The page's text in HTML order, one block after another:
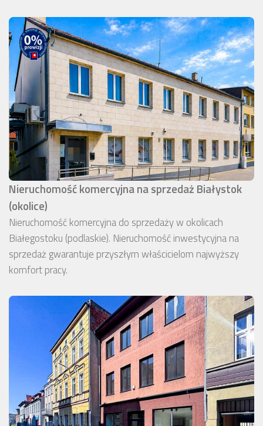
Nieruchomość komercyjna na sprzedaż Białystok
(okolice)
Nieruchomość komercyjna do sprzedaży w okolicach
Białegostoku (podlaskie). Nieruchomość inwestycyjna na
sprzedaż gwarantuje przyszłym właścicielom najwyższy
komfort pracy.